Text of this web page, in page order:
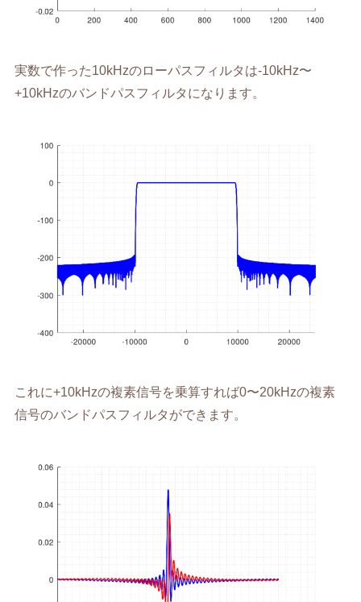
実数で作った10kHzのローパスフィルタは-10kHz〜
+10kHzのバンドパスフィルタになります。
これに+10kHzの複素信号を乗算すれば0〜20kHzの複素
信号のバンドパスフィルタができます。